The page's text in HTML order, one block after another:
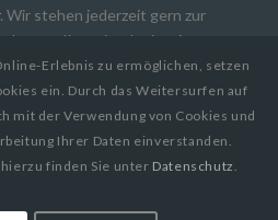
. Wir stehen jederzeit gern zur
Ihr zeitnah eine Antwort.
Erlebnis zu ermöglichen, setzen
ein. Durch das Weitersurfen auf
mit der Verwendung von Cookies und
Ihrer Daten einverstanden.
finden Sie unter Datenschutz.